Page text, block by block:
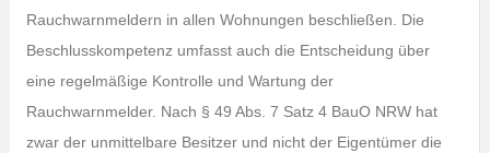
Rauchwarnmeldern in allen Wohnungen beschließen. Die
Beschlusskompetenz umfasst auch die Entscheidung über
eine regelmäßige Kontrolle und Wartung der
Rauchwarnmelder. Nach § 49 Abs. 7 Satz 4 BauO NRW hat
zwar der unmittelbare Besitzer und nicht der Eigentümer die